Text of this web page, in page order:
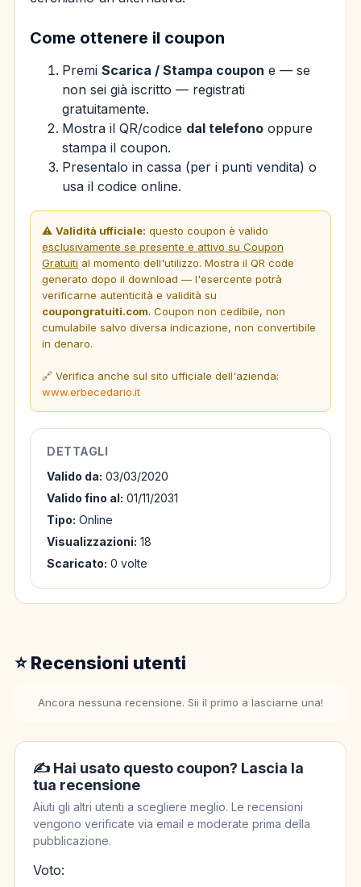
Come ottenere il coupon
Premi Scarica / Stampa coupon e — se
non sei già iscritto — registrati
gratuitamente.
Mostra il QR/codice dal telefono oppure
stampa il coupon.
Presentalo in cassa (per i punti vendita) o
usa il codice online.
⚠️ Validità ufficiale: questo coupon è valido
esclusivamente se presente e attivo su Coupon
Gratuiti al momento dell'utilizzo. Mostra il QR code
generato dopo il download — l'esercente potrà
verificarne autenticità e validità su
coupongratuiti.com. Coupon non cedibile, non
cumulabile salvo diversa indicazione, non convertibile
in denaro.
🔗 Verifica anche sul sito ufficiale dell'azienda:
www.erbecedario.it
DETTAGLI
Valido da: 03/03/2020
Valido fino al: 01/11/2031
Tipo: Online
Visualizzazioni: 18
Scaricato: 0 volte
⭐ Recensioni utenti
Ancora nessuna recensione. Sii il primo a lasciarne una!
✍️ Hai usato questo coupon? Lascia la
tua recensione
Aiuti gli altri utenti a scegliere meglio. Le recensioni
vengono verificate via email e moderate prima della
pubblicazione.
Voto: